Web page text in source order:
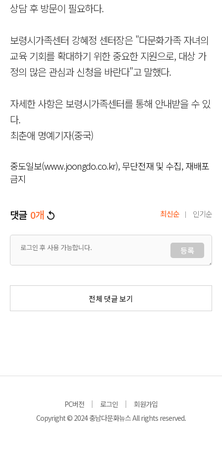
상담 후 방문이 필요하다.
보령시가족센터 강혜정 센터장은 "다문화가족 자녀의
교육 기회를 확대하기 위한 중요한 지원으로, 대상 가
정의 많은 관심과 신청을 바란다"고 말했다.
자세한 사항은 보령시가족센터를 통해 안내받을 수 있
다.
최춘애 명예기자(중국)
중도일보(www.joongdo.co.kr), 무단전재 및 수집, 재배포
금지
댓글 0개 최신순 인기순
등록
전체 댓글 보기
PC버전 로그인
회원가입
Copyright © 2024 충남다문화뉴스 All rights reserved.